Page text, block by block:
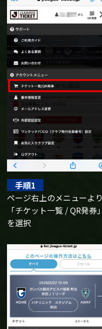
手順1
ページ右上のメニューより
「チケット一覧 / QR発券」
を選択